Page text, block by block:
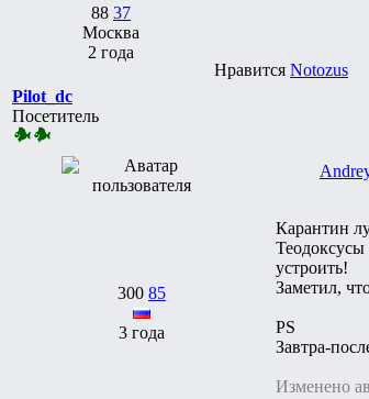
88 37
Москва
2 года
Нравится Notozus
Pilot_dc
Посетитель
300 85
3 года
Карантин
устроить!
Заметил,
PS
Завтра-
Изменено